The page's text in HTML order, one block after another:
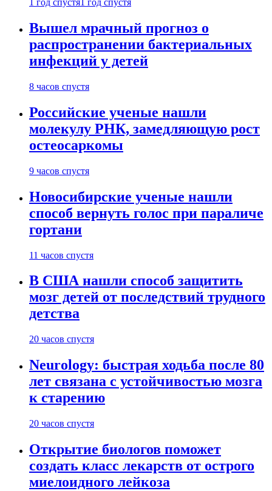
1 год спустя 1 год спустя
Вышел мрачный прогноз о
распространении бактериальных
инфекций у детей
8 часов спустя
Российские ученые нашли
молекулу РНК, замедляющую рост
остеосаркомы
9 часов спустя
Новосибирские ученые нашли
способ вернуть голос при параличе
гортани
11 часов спустя
В США нашли способ защитить
мозг детей от последствий трудного
детства
20 часов спустя
Neurology: быстрая ходьба после 80
лет связана с устойчивостью мозга
к старению
20 часов спустя
Открытие биологов поможет
создать класс лекарств от острого
миелоидного лейкоза